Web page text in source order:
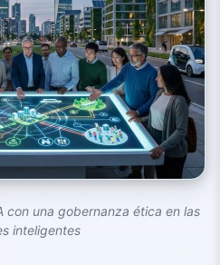
con una gobernanza ética en las
inteligentes